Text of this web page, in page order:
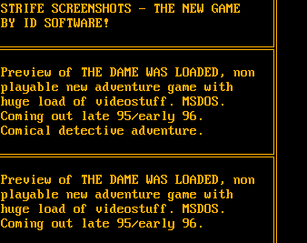
STRIFE SCREENSHOTS - THE NEW GAME
BY ID SOFTWARE!
Preview of THE DAME WAS LOADED, non
playable new adventure game with
huge load of videostuff. MSDOS.
Coming out late 95/early 96.
Comical detective adventure.
Preview of THE DAME WAS LOADED, non
playable new adventure game with
huge load of videostuff. MSDOS.
Coming out late 95/early 96.